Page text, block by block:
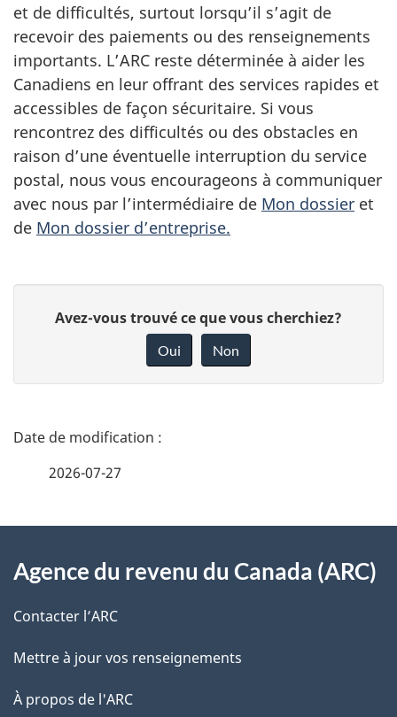
et de difficultés, surtout lorsqu’il s’agit de
recevoir des paiements ou des renseignements
importants. L’ARC reste déterminée à aider les
Canadiens en leur offrant des services rapides et
accessibles de façon sécuritaire. Si vous
rencontrez des difficultés ou des obstacles en
raison d’une éventuelle interruption du service
postal, nous vous encourageons à communiquer
avec nous par l’intermédiaire de Mon dossier et
de Mon dossier d’entreprise.
z
t
r
e
r
t
r
Avez-vous trouvé ce que vous cherchiez?
Oui Non
D
i
l
s
d
2026-07-27
propos
de
ce
site
Agence du revenu du Canada (ARC)
Contacter l’ARC
Mettre à jour vos renseignements
À propos de l'ARC